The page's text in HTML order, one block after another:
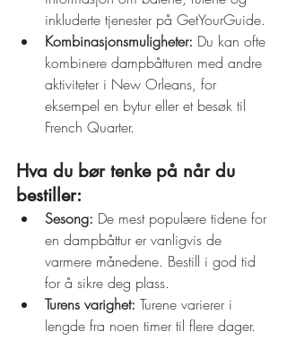
inkluderte tjenester på GetYourGuide.
Kombinasjonsmuligheter: Du kan ofte
kombinere dampbåtturen med andre
aktiviteter i New Orleans, for
eksempel en bytur eller et besøk til
French Quarter.
Hva du bør tenke på når du
bestiller:
Sesong: De mest populære tidene for
en dampbåttur er vanligvis de
varmere månedene. Bestill i god tid
for å sikre deg plass.
Turens varighet: Turene varierer i
lengde fra noen timer til flere dager.